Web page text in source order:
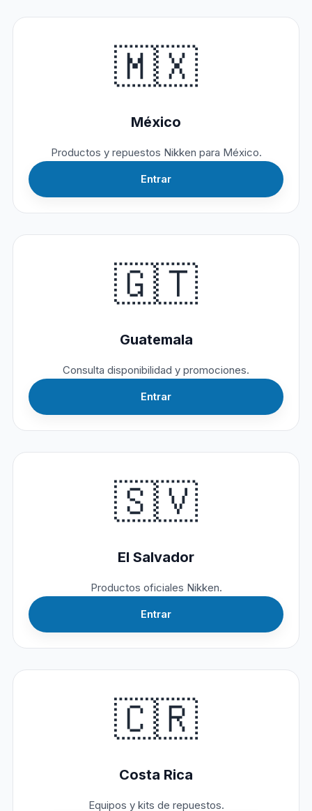
🇲🇽
México
Productos y repuestos Nikken para México.
Entrar
🇬🇹
Guatemala
Consulta disponibilidad y promociones.
Entrar
🇸🇻
El Salvador
Productos oficiales Nikken.
Entrar
🇨🇷
Costa Rica
Equipos y kits de repuestos.